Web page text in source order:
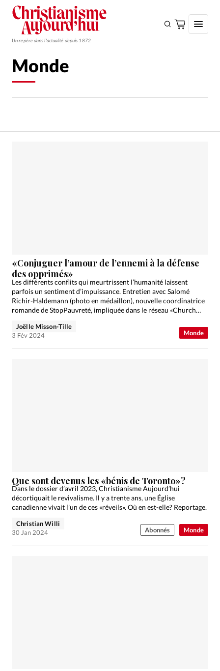
Un repère dans l'actualité depuis 1872
RUBRIQUES
Tous les articles
Actualité chrétienne
Actualité internationale
Chronique
Culture
Dossier
Eglises Foi Génération réveil
Monde
Opinions
Publireportage
Relations Aujourd'hui
Société
Tour du monde des Eglises
Trait d'Ixène
Monde
Monde
«Conjuguer l’amour de l’ennemi à la défense
des opprimés»
Les différents conflits qui meurtrissent l’humanité laissent
parfois un sentiment d’impuissance. Entretien avec Salomé
Richir-Haldemann (photo en médaillon), nouvelle coordinatrice
romande de StopPauvreté, impliquée dans le réseau «Church
Joëlle Misson-Tille
3 Fév 2024
Monde
Que sont devenus les «bénis de Toronto»?
Dans le dossier d’avril 2023, Christianisme Aujourd’hui
décortiquait le revivalisme. Il y a trente ans, une Église
canadienne vivait l’un de ces «réveils». Où en est-elle? Reportage.
Christian Willi
30 Jan 2024
Abonnés